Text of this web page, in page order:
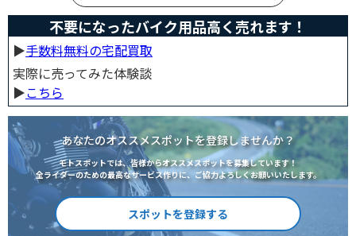
不要になったバイク用品高く売れます！
▶︎手数料無料の宅配買取
実際に売ってみた体験談
▶︎こちら
あなたのオススメスポットを登録しませんか？
モトスポットでは、皆様からオススメスポットを募集しています！
全ライダーのための最高なサービス作りに、ご協力よろしくお願いいたします。
スポットを登録する